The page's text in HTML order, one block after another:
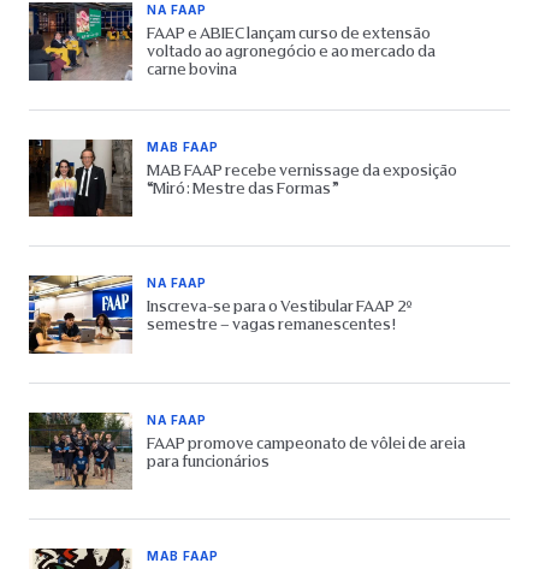
NA FAAP
FAAP e ABIEC lançam curso de extensão
voltado ao agronegócio e ao mercado da
carne bovina
MAB FAAP
MAB FAAP recebe vernissage da exposição
“Miró: Mestre das Formas”
NA FAAP
Inscreva-se para o Vestibular FAAP 2º
semestre – vagas remanescentes!
NA FAAP
FAAP promove campeonato de vôlei de areia
para funcionários
MAB FAAP